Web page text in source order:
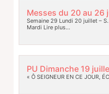
Messes du 20 au 26
Semaine 29 Lundi 20 juillet –
Mardi Lire plus…
PU Dimanche 19
« Ô SEIGNEUR EN CE JOUR,